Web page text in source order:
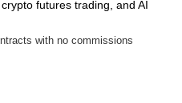
futures trading, and AI
with no commissions